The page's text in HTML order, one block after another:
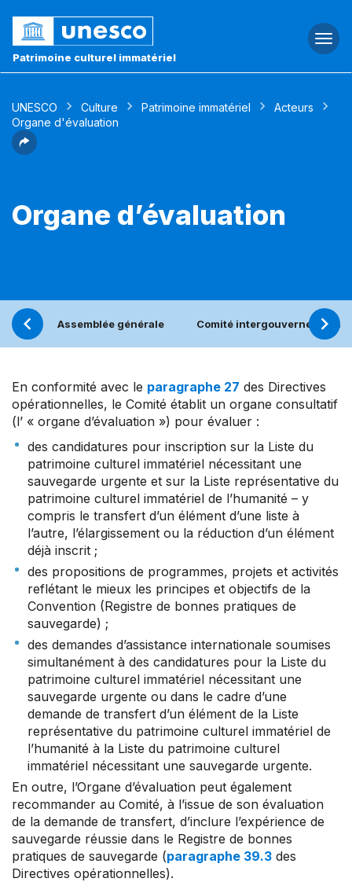
Patrimoine culturel immatériel
UNESCO Culture Patrimoine immatériel
Acteurs
Organe d'évaluation
Organe d’évaluation
Assemblée générale Comité intergouvernemental
En conformité avec le paragraphe 27 des Directives
opérationnelles, le Comité établit un organe consultatif
(l’ « organe d’évaluation ») pour évaluer :
des candidatures pour inscription sur la Liste du
patrimoine culturel immatériel nécessitant une
sauvegarde urgente et sur la Liste représentative du
patrimoine culturel immatériel de l’humanité – y
compris le transfert d’un élément d’une liste à
l’autre, l’élargissement ou la réduction d’un élément
déjà inscrit ;
des propositions de programmes, projets et activités
reflétant le mieux les principes et objectifs de la
Convention (Registre de bonnes pratiques de
sauvegarde) ;
des demandes d’assistance internationale soumises
simultanément à des candidatures pour la Liste du
patrimoine culturel immatériel nécessitant une
sauvegarde urgente ou dans le cadre d’une
demande de transfert d’un élément de la Liste
représentative du patrimoine culturel immatériel de
l’humanité à la Liste du patrimoine culturel
immatériel nécessitant une sauvegarde urgente.
En outre, l’Organe d’évaluation peut également
recommander au Comité, à l’issue de son évaluation
de la demande de transfert, d’inclure l’expérience de
sauvegarde réussie dans le Registre de bonnes
pratiques de sauvegarde (paragraphe 39.3 des
Directives opérationnelles).